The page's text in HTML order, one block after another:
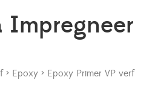
Impregneer
> Epoxy > Epoxy Primer VP verf